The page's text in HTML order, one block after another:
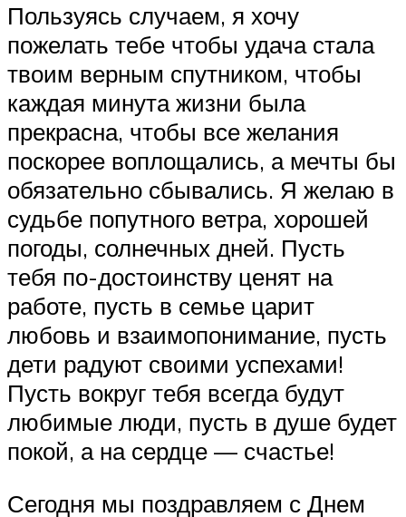
Пользуясь случаем, я хочу
пожелать тебе чтобы удача стала
твоим верным спутником, чтобы
каждая минута жизни была
прекрасна, чтобы все желания
поскорее воплощались, а мечты бы
обязательно сбывались. Я желаю в
судьбе попутного ветра, хорошей
погоды, солнечных дней. Пусть
тебя по-достоинству ценят на
работе, пусть в семье царит
любовь и взаимопонимание, пусть
дети радуют своими успехами!
Пусть вокруг тебя всегда будут
любимые люди, пусть в душе будет
покой, а на сердце — счастье!
Сегодня мы поздравляем с Днем